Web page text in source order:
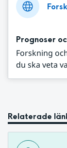
Prognoser
Forskning
du ska veta
Relaterade